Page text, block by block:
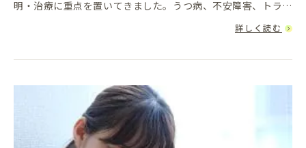
明・治療に重点を置いてきました。うつ病、不安障害、トラウ
マなど、心の「マイナス」部分に焦点を当てることで、苦しむ
詳しく読む